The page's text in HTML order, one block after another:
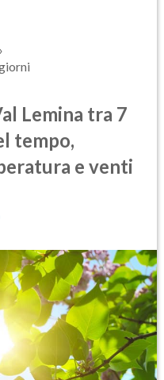
Lemina tra 7
tempo,
e venti